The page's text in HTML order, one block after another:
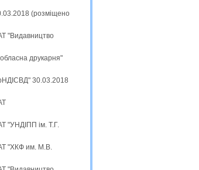
(розміщено
"Видавництво
друкарня"
30.03.2018
"УНДІПП ім. Т.Г.
"ХКФ им. М.В.